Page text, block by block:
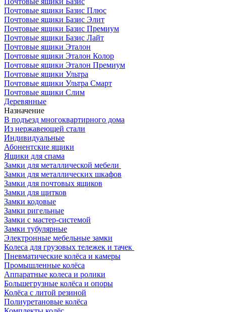
Почтовые ящики Базис Плюс
Почтовые ящики Базис Элит
Почтовые ящики Базис Премиум
Почтовые ящики Базис Лайт
Почтовые ящики Эталон
Почтовые ящики Эталон Колор
Почтовые ящики Эталон Премиум
Почтовые ящики Ультра
Почтовые ящики Ультра Смарт
Почтовые ящики Слим
Деревянные
Назначение
В подъезд многоквартирного дома
Из нержавеющей стали
Индивидуальные
Абонентские ящики
Ящики для спама
Замки для металлической мебели
Замки для металлических шкафов
Замки для почтовых ящиков
Замки для щитков
Замки кодовые
Замки ригельные
Замки с мастер-системой
Замки тубулярные
Электронные мебельные замки
Колеса для грузовых тележек и тачек
Пневматические колёса и камеры
Промышленные колёса
Аппаратные колеса и ролики
Большегрузные колёса и опоры
Колёса с литой резиной
Полиуретановые колёса